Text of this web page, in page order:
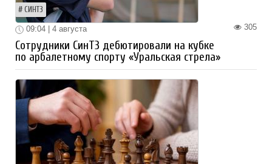
СИНТЗ
305
09:04 | 4 августа
Сотрудники СинТЗ дебютировали на кубке
по арбалетному спорту «Уральская стрела»